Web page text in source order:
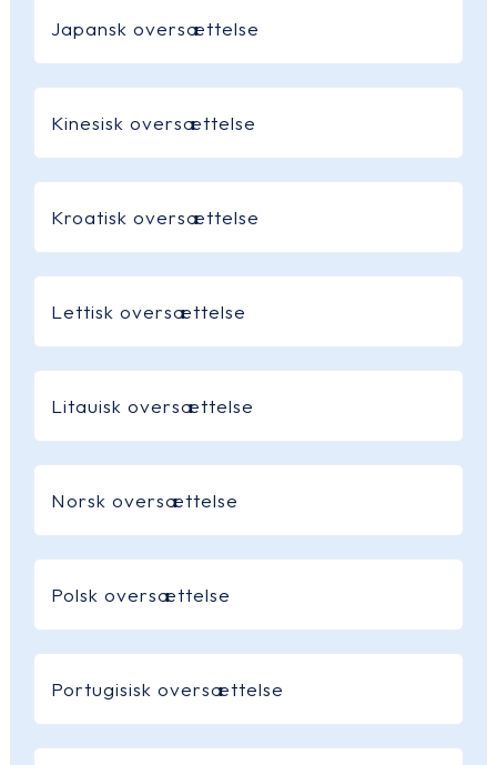
Japansk oversættelse
Kinesisk oversættelse
Kroatisk oversættelse
Lettisk oversættelse
Litauisk oversættelse
Norsk oversættelse
Polsk oversættelse
Portugisisk oversættelse